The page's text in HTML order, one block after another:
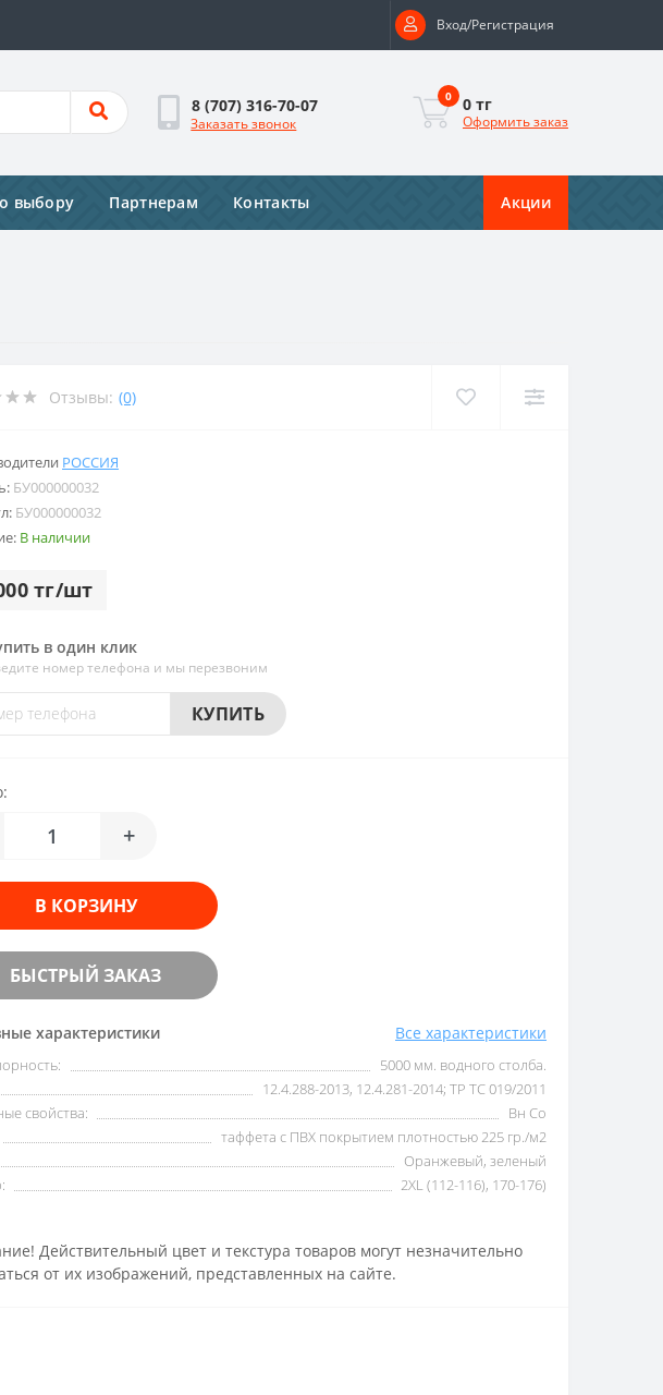
Вход/Регистрация
8 (707) 316-70-07
Заказать звонок
0 0 тг
Оформить заказ
выбору Партнерам Контакты Акции
Отзывы: (0)
РОССИЯ
БУ000000032
БУ000000032
В наличии
тг/шт
в один клик
номер телефона и мы перезвоним
КУПИТЬ
+
В КОРЗИНУ
БЫСТРЫЙ ЗАКАЗ
характеристики Все характеристики
5000 мм. водного столба.
12.4.288-2013, 12.4.281-2014; ТР ТС 019/2011
свойства:
Вн Со
таффета с ПВХ покрытием плотностью 225 гр./м2
Оранжевый, зеленый
2XL (112-116), 170-176)
Действительный цвет и текстура товаров могут незначительно
от их изображений, представленных на сайте.